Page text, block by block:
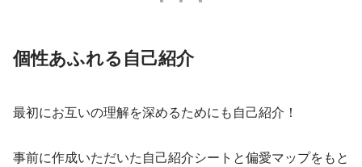
個性あふれる自己紹介
最初にお互いの理解を深めるためにも自己紹介！
事前に作成いただいた自己紹介シートと偏愛マップをもと